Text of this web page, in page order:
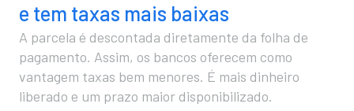
e tem taxas mais baixas
A parcela é descontada diretamente da folha de
pagamento. Assim, os bancos oferecem como
vantagem taxas bem menores. É mais dinheiro
liberado e um prazo maior disponibilizado.